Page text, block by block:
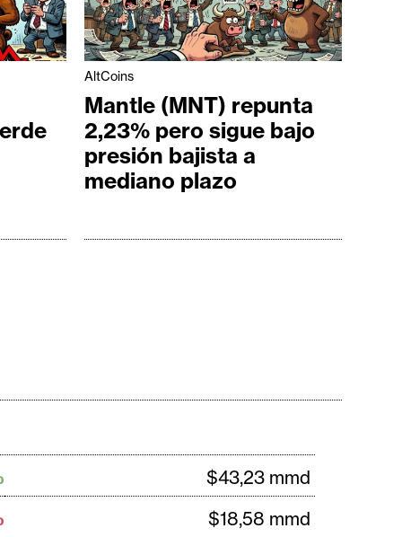
AltCoins
Mantle (MNT) repunta
2,23% pero sigue bajo
presión bajista a
mediano plazo
$43,23 mmd
$18,58 mmd